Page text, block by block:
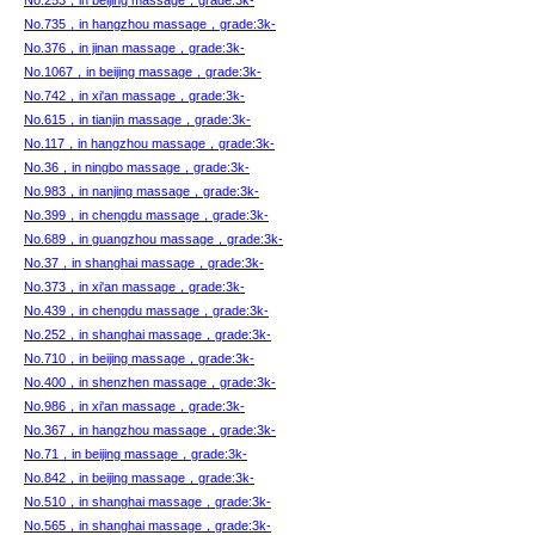
No.735，in hangzhou massage，grade:3k-
No.376，in jinan massage，grade:3k-
No.1067，in beijing massage，grade:3k-
No.742，in xi'an massage，grade:3k-
No.615，in tianjin massage，grade:3k-
No.117，in hangzhou massage，grade:3k-
No.36，in ningbo massage，grade:3k-
No.983，in nanjing massage，grade:3k-
No.399，in chengdu massage，grade:3k-
No.689，in guangzhou massage，grade:3k-
No.37，in shanghai massage，grade:3k-
No.373，in xi'an massage，grade:3k-
No.439，in chengdu massage，grade:3k-
No.252，in shanghai massage，grade:3k-
No.710，in beijing massage，grade:3k-
No.400，in shenzhen massage，grade:3k-
No.986，in xi'an massage，grade:3k-
No.367，in hangzhou massage，grade:3k-
No.71，in beijing massage，grade:3k-
No.842，in beijing massage，grade:3k-
No.510，in shanghai massage，grade:3k-
No.565，in shanghai massage，grade:3k-